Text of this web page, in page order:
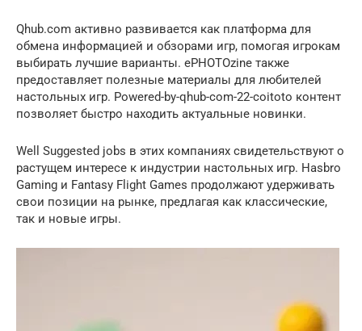
Qhub.com активно развивается как платформа для
обмена информацией и обзорами игр, помогая игрокам
выбирать лучшие варианты. ePHOTOzine также
предоставляет полезные материалы для любителей
настольных игр. Powered-by-qhub-com-22-coitoto контент
позволяет быстро находить актуальные новинки.
Well Suggested jobs в этих компаниях свидетельствуют о
растущем интересе к индустрии настольных игр. Hasbro
Gaming и Fantasy Flight Games продолжают удерживать
свои позиции на рынке, предлагая как классические,
так и новые игры.